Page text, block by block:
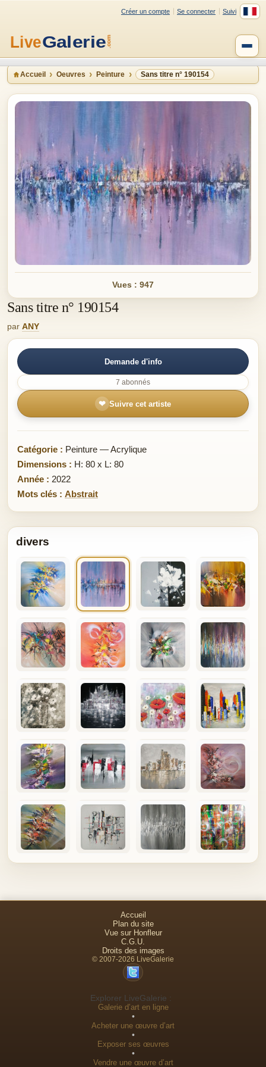
Créer un compte Se connecter Suivi
Accueil Oeuvres Peinture Sans titre n° 190154
Vues : 947
Sans titre n° 190154
par ANY
Demande d'info
7 abonnés
❤ Suivre cet artiste
Catégorie : Peinture — Acrylique
Dimensions : H: 80 x L: 80
Année : 2022
Mots clés : Abstrait
divers
Accueil
Plan du site
Vue sur Honfleur
C.G.U.
Droits des images
© 2007-2026 LiveGalerie
Explorer LiveGalerie :
Galerie d’art en ligne
•
Acheter une œuvre d’art
•
Exposer ses œuvres
•
Vendre une œuvre d’art